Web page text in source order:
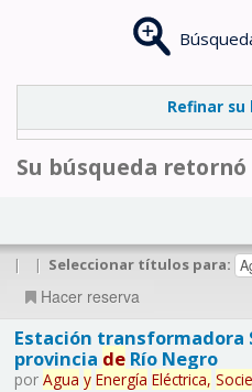
Refinar su
Su búsqueda
| | Seleccionar títulos para:
Hacer reserva
Estación transformadora
provincia deRío Negro
por Agua y Energía Eléctrica,